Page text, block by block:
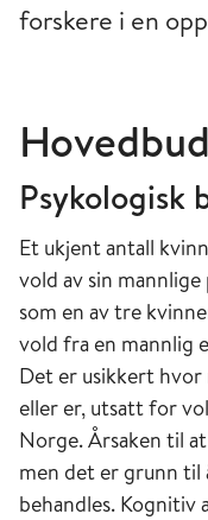
forskere i en
Psykologisk
Et ukjent antall
vold av sin
som en av tre
vold fra en mannlig
Det er usikkert
eller er, utsatt for
Norge. Årsaken til
men det er grunn til
behandles.